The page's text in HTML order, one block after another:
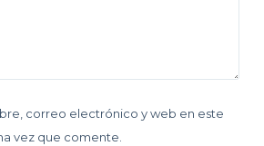
correo electrónico y web en este
vez que comente.